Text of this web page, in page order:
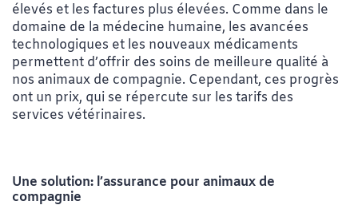
élevés et les factures plus élevées. Comme dans le
domaine de la médecine humaine, les avancées
technologiques et les nouveaux médicaments
permettent d’offrir des soins de meilleure qualité à
nos animaux de compagnie. Cependant, ces progrès
ont un prix, qui se répercute sur les tarifs des
services vétérinaires.
Une solution: l’assurance pour animaux de
compagnie